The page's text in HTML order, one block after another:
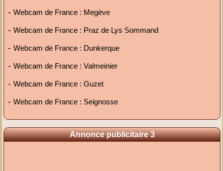
-Webcam de France : Megève
-Webcam de France : Praz de Lys Sommand
-Webcam de France : Dunkerque
-Webcam de France : Valmeinier
-Webcam de France : Guzet
-Webcam de France : Seignosse
Annonce publicitaire 3